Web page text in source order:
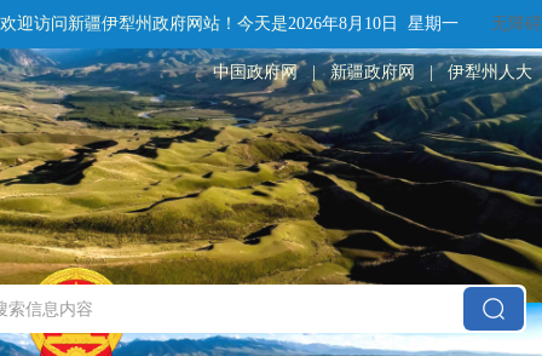
欢迎访问新疆伊犁州政府网站！ 今天是2026年8月10日 星期一 无障碍
中国政府网 | 新疆政府网 | 伊犁州人大